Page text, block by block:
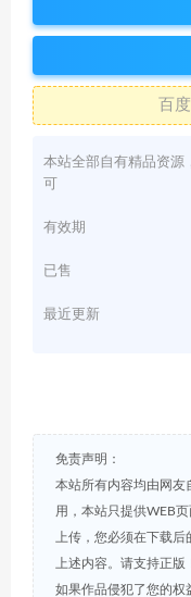
百
本站全部自有精品资源
可
有效期
已售
最近更新
免责声明：
本站所有内容均由网友
用，本站只提供WEB
上传，您必须在下载
上述内容。请支持正版
如果作品侵犯了您的权